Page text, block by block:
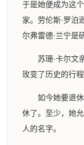
于是她便成为这
家。劳伦斯·罗泊
尔弗雷德·兰宁是
苏珊·卡尔文
玫变了历史的行
如今她要退
休了。至少，她
人的名字。